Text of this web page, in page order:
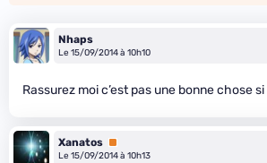
Nhaps
Le 15/09/2014 à 10h10
Rassurez moi c’est pas une bonne chose si
Xanatos Premium
Le 15/09/2014 à 10h13